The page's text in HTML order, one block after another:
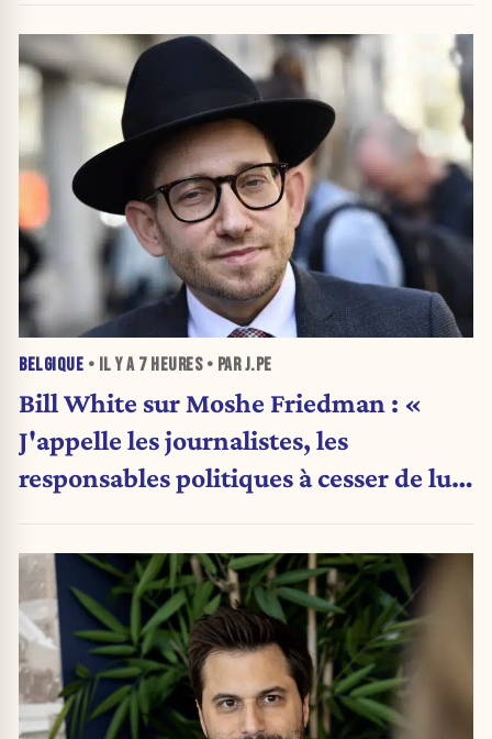
BELGIQUE • IL Y A 7 HEURES• PAR J.PE
Bill White sur Moshe Friedman : «
J'appelle les journalistes, les
responsables politiques à cesser de lui